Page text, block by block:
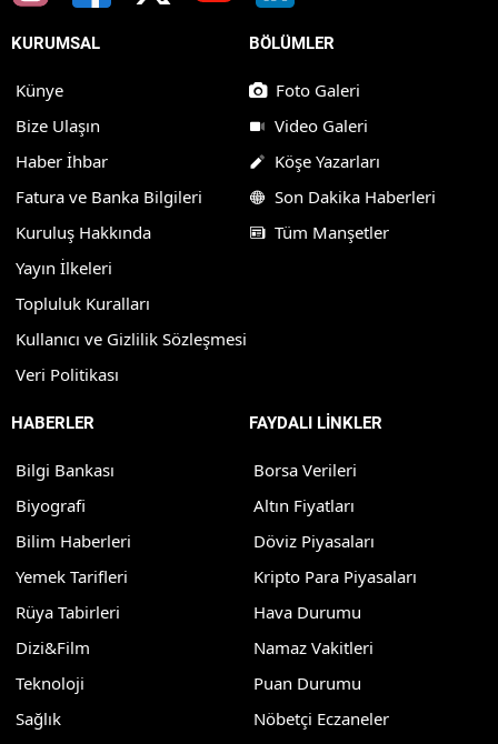
KURUMSAL
Künye
Bize Ulaşın
Haber İhbar
Fatura ve Banka Bilgileri
Kuruluş Hakkında
Yayın İlkeleri
Topluluk Kuralları
Kullanıcı ve Gizlilik Sözleşmesi
Veri Politikası
BÖLÜMLER
Foto Galeri
Video Galeri
Köşe Yazarları
Son Dakika Haberleri
Tüm Manşetler
HABERLER
Bilgi Bankası
Biyografi
Bilim Haberleri
Yemek Tarifleri
Rüya Tabirleri
Dizi&Film
Teknoloji
Sağlık
FAYDALI LİNKLER
Borsa Verileri
Altın Fiyatları
Döviz Piyasaları
Kripto Para Piyasaları
Hava Durumu
Namaz Vakitleri
Puan Durumu
Nöbetçi Eczaneler